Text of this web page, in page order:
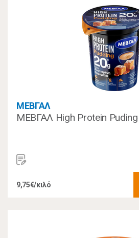
ΜΕΒΓΑΛ
ΜΕΒΓΑΛ High Protein
9,75€/κιλό